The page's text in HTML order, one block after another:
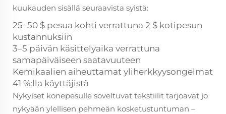
kuukauden sisällä seuraavista syistä:
25–50 $ pesua kohti verrattuna 2 $ kotipesun
kustannuksiin
3–5 päivän käsittelyaika verrattuna
samapäiväiseen saatavuuteen
Kemikaalien aiheuttamat yliherkkyysongelmat
41 %:lla käyttäjistä
Nykyiset konepesulle soveltuvat tekstiilit tarjoavat jo
nykyään ylellisen pehmeän kosketustuntuman –